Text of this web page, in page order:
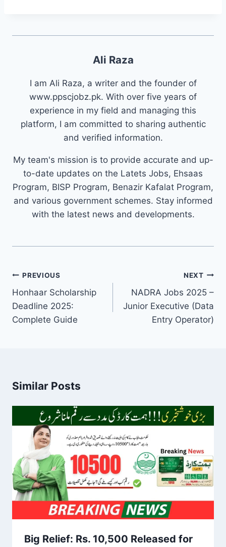
Ali Raza
I am Ali Raza, a writer and the founder of
www.ppscjobz.pk. With over five years of
experience in my field and managing this
platform, I am committed to sharing authentic
and verified information.
My team's mission is to provide accurate and up-
to-date updates on the Latets Jobs, Ehsaas
Program, BISP Program, Benazir Kafalat Program,
and various government schemes. Stay informed
with the latest news and developments.
Post
navigation
PREVIOUS
Honhaar Scholarship
Deadline 2025:
Complete Guide
NEXT
NADRA Jobs 2025 –
Junior Executive (Data
Entry Operator)
Similar Posts
Big Relief: Rs. 10,500 Released for